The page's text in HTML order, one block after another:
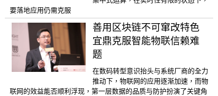
要落地应用仍需克服
善用区块链不可窜改特色
宜鼎克服智能物联信赖难
题
在数码转型意识抬头与系统厂商的全力
推动下，物联网的应用逐渐加速，而物
联网的效益能否顺利浮现，第一层数据的品质与防护扮演了关键角